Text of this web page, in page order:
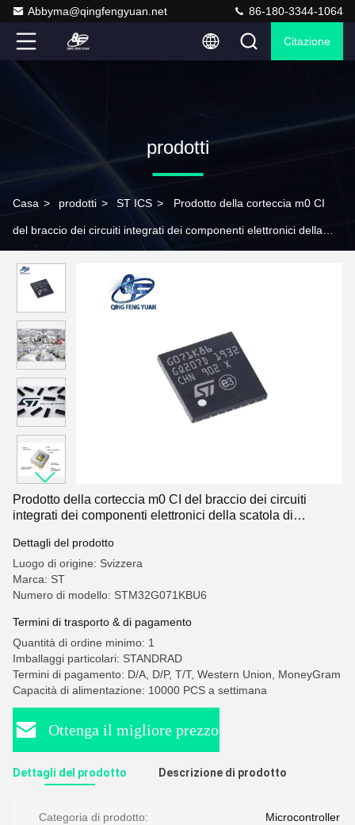
Abbyma@qingfengyuan.net 86-180-3344-1064
Citazione
prodotti
Casa > prodotti > ST ICS > Prodotto della corteccia m0 CI
del braccio dei circuiti integrati dei componenti elettronici della
Prodotto della corteccia m0 CI del braccio dei circuiti
integrati dei componenti elettronici della scatola di
Dettagli del prodotto
Luogo di origine: Svizzera
Marca: ST
Numero di modello: STM32G071KBU6
Termini di trasporto & di pagamento
Quantità di ordine minimo: 1
Imballaggi particolari: STANDRAD
Termini di pagamento: D/A, D/P, T/T, Western Union, MoneyGram
Capacità di alimentazione: 10000 PCS a settimana
Ottenga il migliore prezzo
Dettagli del prodotto Descrizione di prodotto
Categoria di prodotto: Microcontroller